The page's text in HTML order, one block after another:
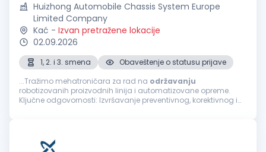
Huizhong Automobile Chassis System Europe
Limited Company
Kać - Izvan pretražene lokacije
02.09.2026
1, 2. i 3. smena
Obaveštenje o statusu prijave
...Tražimo mehatroničara za rad na održavanju
robotizovanih proizvodnih linija i automatizovane opreme.
Ključne odgovornosti: Izvršavanje preventivnog, korektivnog i